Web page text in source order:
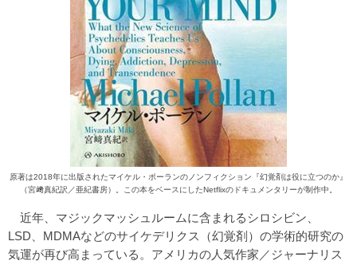
原著は2018年に出版されたマイケル・ポーランのノンフィクション『幻覚剤は役に立つのか』
（宮﨑真紀訳／亜紀書房）。この本をベースにしたNetflixのドキュメンタリーが制作中。
近年、マジックマッシュルームに含まれるシロシビン、
LSD、MDMAなどのサイケデリクス（幻覚剤）の学術的研究の
気運が再び高まっている。アメリカの人気作家／ジャーナリス